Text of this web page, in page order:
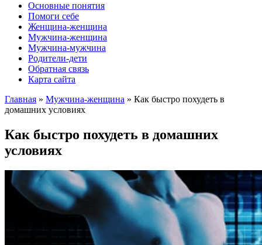
Основные понятия
Помоги себе
Женщина-женщина
Мужчина-женщина
Мужчина-мужчина
Родители-дети
Обратная связь
Карта сайта
Главная » Мужчина-женщина » Как быстро похудеть в
домашних условиях
Как быстро похудеть в домашних
условиях